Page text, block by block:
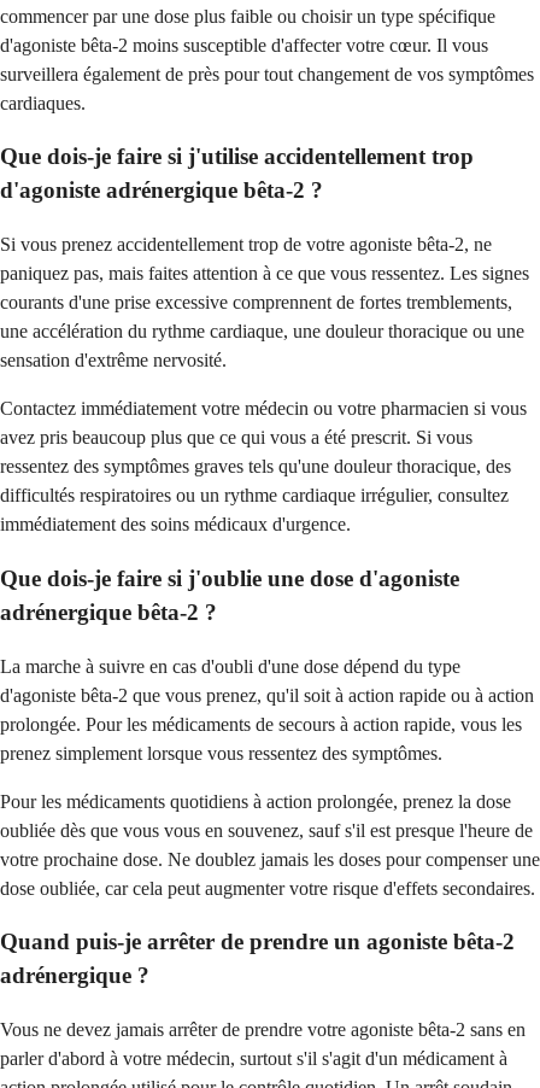
commencer par une dose plus faible ou choisir un type spécifique
d'agoniste bêta-2 moins susceptible d'affecter votre cœur. Il vous
surveillera également de près pour tout changement de vos symptômes
cardiaques.
Que dois-je faire si j'utilise accidentellement trop
d'agoniste adrénergique bêta-2 ?
Si vous prenez accidentellement trop de votre agoniste bêta-2, ne
paniquez pas, mais faites attention à ce que vous ressentez. Les signes
courants d'une prise excessive comprennent de fortes tremblements,
une accélération du rythme cardiaque, une douleur thoracique ou une
sensation d'extrême nervosité.
Contactez immédiatement votre médecin ou votre pharmacien si vous
avez pris beaucoup plus que ce qui vous a été prescrit. Si vous
ressentez des symptômes graves tels qu'une douleur thoracique, des
difficultés respiratoires ou un rythme cardiaque irrégulier, consultez
immédiatement des soins médicaux d'urgence.
Que dois-je faire si j'oublie une dose d'agoniste
adrénergique bêta-2 ?
La marche à suivre en cas d'oubli d'une dose dépend du type
d'agoniste bêta-2 que vous prenez, qu'il soit à action rapide ou à action
prolongée. Pour les médicaments de secours à action rapide, vous les
prenez simplement lorsque vous ressentez des symptômes.
Pour les médicaments quotidiens à action prolongée, prenez la dose
oubliée dès que vous vous en souvenez, sauf s'il est presque l'heure de
votre prochaine dose. Ne doublez jamais les doses pour compenser une
dose oubliée, car cela peut augmenter votre risque d'effets secondaires.
Quand puis-je arrêter de prendre un agoniste bêta-2
adrénergique ?
Vous ne devez jamais arrêter de prendre votre agoniste bêta-2 sans en
parler d'abord à votre médecin, surtout s'il s'agit d'un médicament à